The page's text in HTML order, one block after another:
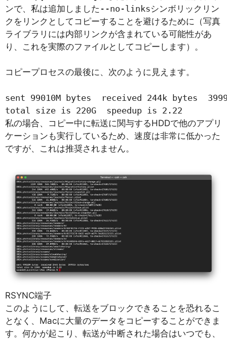
ンで、私は追加しました --no-linksシンボリックリン
クをリンクとしてコピーすることを避けるために（写真
ライブラリには内部リンクが含まれている可能性があ
り、これを実際のファイルとしてコピーします）。
コピープロセスの最後に、次のように見えます。
sent 99010M bytes  received 244k bytes
total size is 220G  speedup is 2.22
私の場合、コピー中に転送に関与するHDDで他のアプリ
ケーションも実行しているため、速度は非常に低かった
ですが、これは推奨されません。
RSYNC端子
このようにして、転送をブロックできることを恐れるこ
となく、Macに大量のデータをコピーすることができま
す。何かが起こり、転送が中断された場合はいつでも、